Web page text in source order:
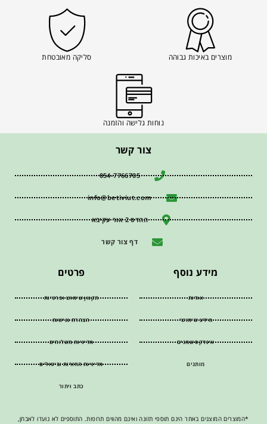
מוצרים באיכות גבוהה סליקה מאובטחת
נוחות גלישה והזמנה
צור קשר
054-7766705
info@betiviut.com
ההדס 2 אור עקיבא
דף צור קשר
מידע נוסף
אודות
מידע שימושי
אינדקס שמנים
מותגים
פרטים
תקנון שימוש ופרטיות
הצהרת נגישות
מדיניות משלוחים
מדיניות החזרות וביטולים
כתב ויתור
*המוצרים המוצגים באתר הינם תוספי תזונה ואינם מהווים תרופות. התוספים לא נועדו לאבחן,